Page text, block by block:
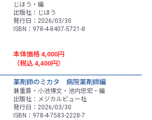
じほう・編
出版社：じほう
発行日：2026/03/30
ISBN：978-4-8407-5721-8
本体価格 4,000円
（税込 4,400円）
薬剤師のミカタ 病院薬剤師編
兼重晋・小池博文・池内忠宏・編
出版社：メジカルビュー社
発行日：2026/03/30
ISBN：978-4-7583-2228-7